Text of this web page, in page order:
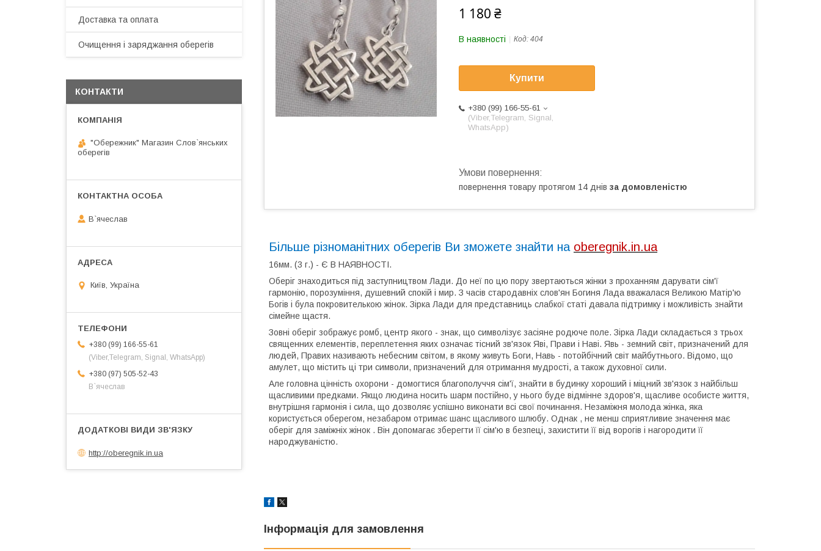
1 180 ₴
В наявності Код: 404
Купити
+380 (99) 166-55-61
(Viber,Telegram, Signal,
WhatsApp)
повернення товару протягом 14 днів за домовленістю
Більше різноманітних оберегів Ви зможете знайти на oberegnik.in.ua
16мм. (3 г.) - Є В НАЯВНОСТІ.
Оберіг знаходиться під заступництвом Лади. До неї по цю пору звертаються жінки з проханням дарувати сім'ї
гармонію, порозуміння, душевний спокій і мир. З часів стародавніх слов'ян Богиня Лада вважалася Великою Матір'ю
Богів і була покровителькою жінок. Зірка Лади для представниць слабкої статі давала підтримку і можливість знайти
сімейне щастя.
Зовні оберіг зображує ромб, центр якого - знак, що символізує засіяне родюче поле. Зірка Лади складається з трьох
священних елементів, переплетення яких означає тісний зв'язок Яві, Прави і Наві. Явь - земний світ, призначений для
людей, Правих називають небесним світом, в якому живуть Боги, Навь - потойбічний світ майбутнього. Відомо, що
амулет, що містить ці три символи, призначений для отримання мудрості, а також духовної сили.
Але головна цінність охорони - домогтися благополуччя сім'ї, знайти в будинку хороший і міцний зв'язок з найбільш
щасливими предками. Якщо людина носить шарм постійно, у нього буде відмінне здоров'я, щасливе особисте життя,
внутрішня гармонія і сила, що дозволяє успішно виконати всі свої починання. Незаміжня молода жінка, яка
користується оберегом, незабаром отримає шанс щасливого шлюбу. Однак , не менш сприятливие значення має
оберіг для заміжніх жінок . Він допомагає зберегти її сім'ю в безпеці, захистити її від ворогів і нагородити її
народжуваністю.
Інформація для замовлення
Доставка та оплата
Очищення і заряджання оберегів
КОНТАКТИ
"Обережник" Магазин Слов`янських
оберегів
В`ячеслав
Київ, Україна
+380 (99) 166-55-61
(Viber,Telegram, Signal, WhatsApp)
+380 (97) 505-52-43
В`ячеслав
http://oberegnik.in.ua